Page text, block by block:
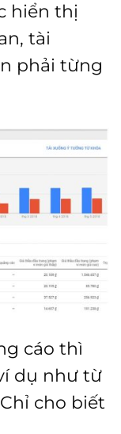
hiển thị
tài
phải từng
cáo thì
dụ như từ
cho biết